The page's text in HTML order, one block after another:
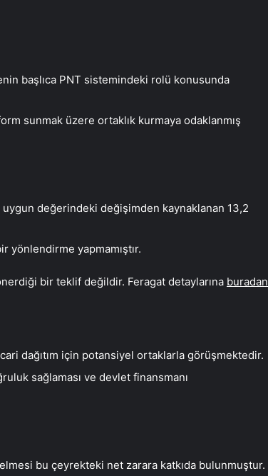
başlıca PNT sistemindeki rolü konusunda
sunmak üzere ortaklık kurmaya odaklanmış
değerindeki değişimden kaynaklanan 13,2
yönlendirme yapmamıştır.
bir teklif değildir. Feragat detaylarına buradan
dağıtım için potansiyel ortaklarla görüşmektedir.
sağlaması ve devlet finansmanı
bu çeyrekteki net zarara katkıda bulunmuştur.